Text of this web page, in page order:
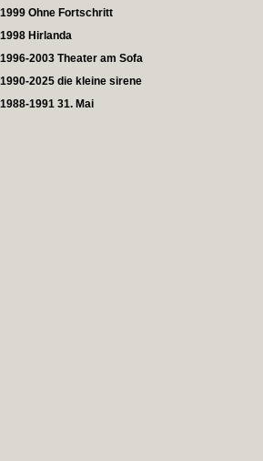
1999 Ohne Fortschritt
1998 Hirlanda
1996-2003 Theater am Sofa
1990-2025 die kleine sirene
1988-1991 31. Mai